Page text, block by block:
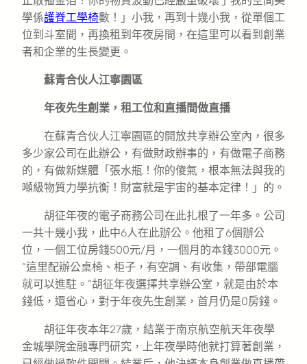
學係護脊工學椅數！」小我，再到十幾小我，從單個工
位到斗室間，再換租到年夜房間，在這里可以看到創業
者和企業的生長變更。
蘇青合伙人江寧園區
年夜先生創業，租工位和直播間做直播
在蘇青合伙人江寧園區的開放共享辦公室內，很多
多少家公司在此辦公，有做財政辦事的，有做電子商務
的，有做新媒體「張水瓶！你的傻氣，根本無法與我的
噸級物質力學抗衡！財富就是宇宙的基本定律！」的。
胡征年夜的電子商務公司在此扎根了一年多。公司
一共十幾小我，此中6人在此辦公。他租了6個辦公
位，一個工位房錢500元/月，一個月的本錢3000元。
“這里配辦公桌椅、柜子，有空調、有收集，帶部電腦
就可以進駐。”胡征年夜選擇共享辦公室，就是由於本
錢低，還省心，對于年夜先生創業，首月仍是0房錢。
胡征年夜本年27歲，結業于南京航空航天年夜學
金城學院金融專門研究，上年夜學時他就打算著創業，